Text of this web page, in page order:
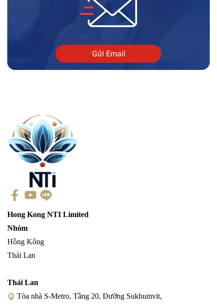
Gửi Email
Hong Kong NTI Limited
Nhóm
Hồng Kông
Thái Lan
Thái Lan
Tòa nhà S-Metro, Tầng 20, Đường Sukhumvit,